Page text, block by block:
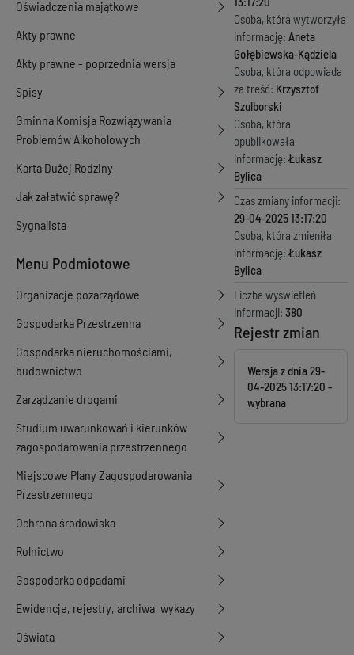
Oświadczenia majątkowe
Akty prawne
Akty prawne - poprzednia wersja
Spisy
Gminna Komisja Rozwiązywania
Problemów Alkoholowych
Karta Dużej Rodziny
Jak załatwić sprawę?
Sygnalista
Menu Podmiotowe
Organizacje pozarządowe
Gospodarka Przestrzenna
Gospodarka nieruchomościami,
budownictwo
Zarządzanie drogami
Studium uwarunkowań i kierunków
zagospodarowania przestrzennego
Miejscowe Plany Zagospodarowania
Przestrzennego
Ochrona środowiska
Rolnictwo
Gospodarka odpadami
Ewidencje, rejestry, archiwa, wykazy
Oświata
Osoba, która wytworzyła
informację: Aneta
Gołębiewska-Kądziela
Osoba, która odpowiada
za treść: Krzysztof
Szulborski
Osoba, która
opublikowała
informację: Łukasz
Bylica
Czas zmiany informacji:
29-04-2025 13:17:20
Osoba, która zmieniła
informację: Łukasz
Bylica
Liczba wyświetleń
informacji: 380
Rejestr zmian
Wersja z dnia29-
04-2025 13:17:20